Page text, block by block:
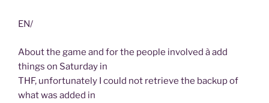
EN/
About the game and for the people involved à add
things on Saturday in
THF, unfortunately I could not retrieve the backup of
what was added in